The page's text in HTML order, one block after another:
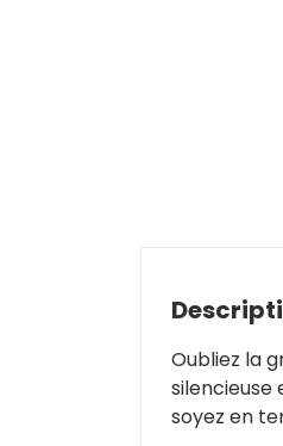
Oubliez la
silencieuse
soyez en